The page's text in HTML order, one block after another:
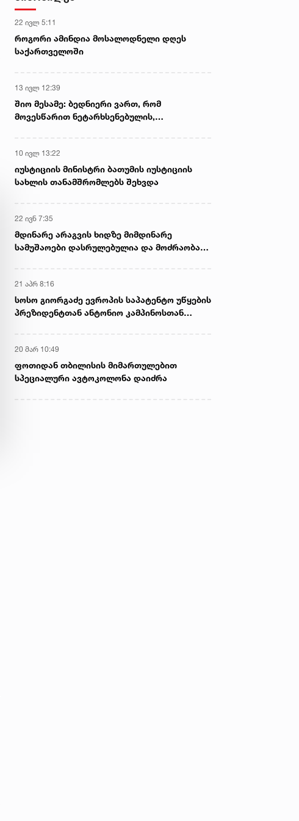
22 ივლ 5:11
როგორი ამინდია მოსალოდნელი დღეს
საქართველოში
13 ივლ 12:39
შიო მესამე: ბედნიერი ვართ, რომ
მოვესწარით ნეტარხსენებულის,
10 ივლ 13:22
იუსტიციის მინისტრი ბათუმის იუსტიციის
სახლის თანამშრომლებს შეხვდა
22 ივნ 7:35
მდინარე არაგვის ხიდზე მიმდინარე
სამუშაოები დასრულებულია და მოძრაობა
21 აპრ 8:16
სოსო გიორგაძე ევროპის საპატენტო უწყების
პრეზიდენტთან ანტონიო კამპინოსთან
20 მარ 10:49
ფოთიდან თბილისის მიმართულებით
სპეციალური ავტოკოლონა დაიძრა